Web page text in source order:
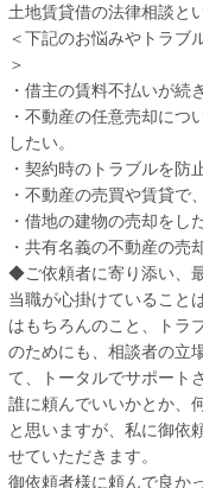
土地賃貸借の法律相談と
＜下記のお悩みやトラブ
＞
・借主の賃料不払いが続
・不動産の任意売却につ
したい。
・契約時のトラブルを防
・不動産の売買や賃貸で
・借地の建物の売却をし
・共有名義の不動産の売
◆ご依頼者に寄り添い、
当職が心掛けていること
はもちろんのこと、トラ
のためにも、相談者の立
て、トータルでサポート
誰に頼んでいいかとか、
と思いますが、私に御依
せていただきます。
御依頼者様に頼んで良か